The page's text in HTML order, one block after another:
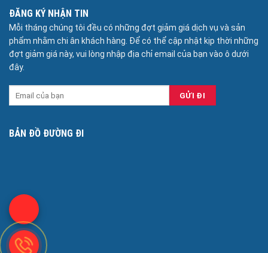
ĐĂNG KÝ NHẬN TIN
Mỗi tháng chúng tôi đều có những đợt giảm giá dịch vụ và sản
phẩm nhằm chi ân khách hàng. Để có thể cập nhật kịp thời những
đợt giảm giá này, vui lòng nhập địa chỉ email của bạn vào ô dưới
đây.
BẢN ĐỒ ĐƯỜNG ĐI